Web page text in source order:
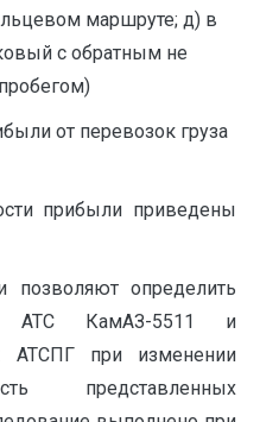
маршруте; д) в
с обратным не
от перевозок груза
прибыли приведены
позволяют определить
АТС КамАЗ-5511 и
АТСПГ при изменении
представленных